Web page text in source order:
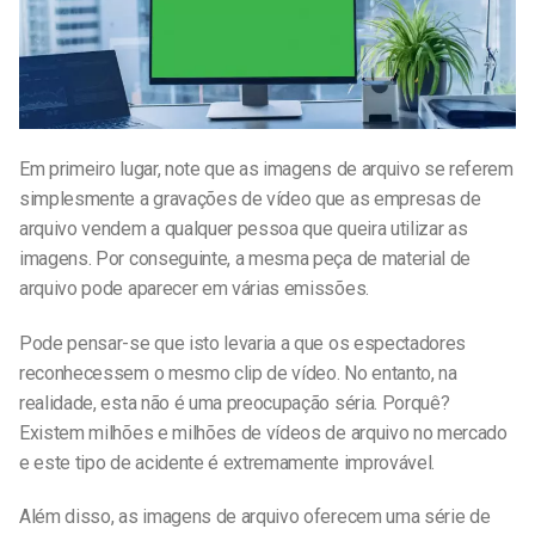
Em primeiro lugar, note que as imagens de arquivo se referem
simplesmente a gravações de vídeo que as empresas de
arquivo vendem a qualquer pessoa que queira utilizar as
imagens. Por conseguinte, a mesma peça de material de
arquivo pode aparecer em várias emissões.
Pode pensar-se que isto levaria a que os espectadores
reconhecessem o mesmo clip de vídeo. No entanto, na
realidade, esta não é uma preocupação séria. Porquê?
Existem milhões e milhões de vídeos de arquivo no mercado
e este tipo de acidente é extremamente improvável.
Além disso, as imagens de arquivo oferecem uma série de